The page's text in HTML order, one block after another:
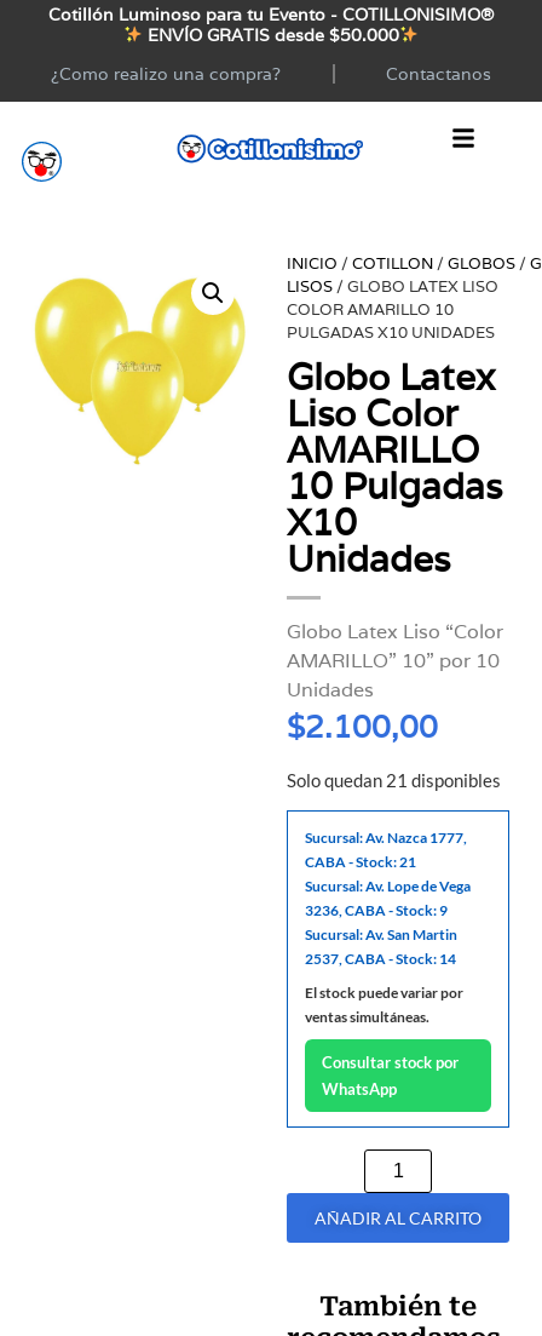
Cotillón Luminoso para tu Evento - COTILLONISIMO®
ENVÍO GRATIS desde $50.000
¿Como realizo una compra?
Contactanos
INICIO /COTILLON /GLOBOS /
LISOS / GLOBO LATEX LISO
COLOR AMARILLO 10
PULGADAS X10 UNIDADES
Globo Latex
Liso Color
AMARILLO
10 Pulgadas
X10
Unidades
Globo Latex Liso “Color
AMARILLO” 10” por 10
Unidades
$2.100,00
Solo quedan 21 disponibles
Sucursal: Av. Nazca 1777,
CABA - Stock: 21
Sucursal: Av. Lope de Vega
3236, CABA - Stock: 9
Sucursal: Av. San Martin
2537, CABA - Stock: 14
El stock puede variar por
ventas simultáneas.
Consultar stock por
WhatsApp
AÑADIR AL CARRITO
También te